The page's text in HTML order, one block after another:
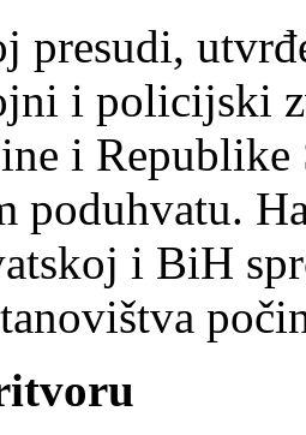
presudi,
i policijski
i
poduhvatu.
i BiH